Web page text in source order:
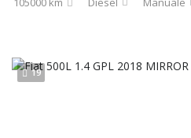
19